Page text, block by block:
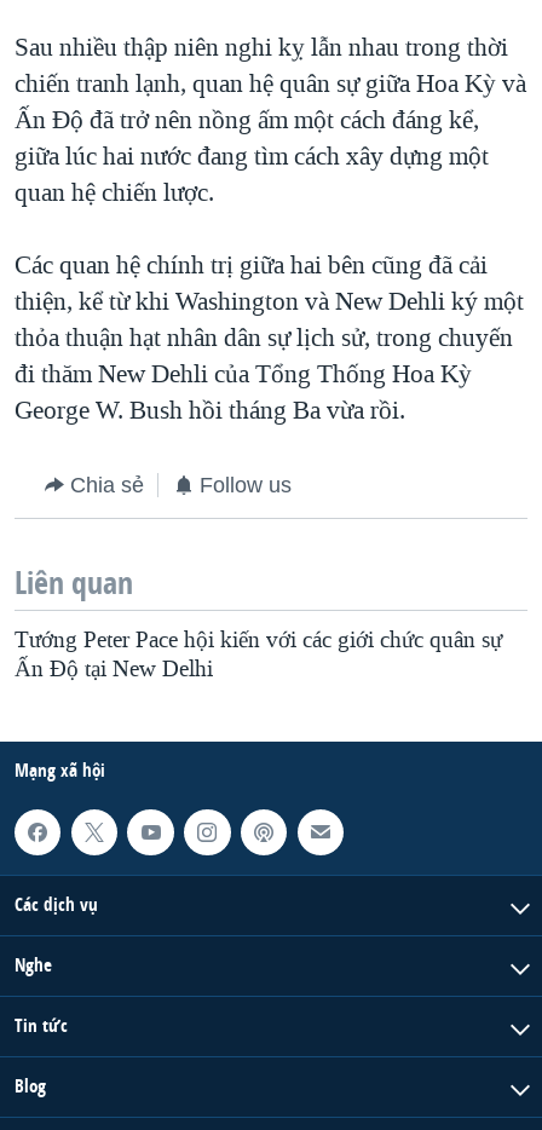
BÊN KIA QUỐC LỘ: TIẾNG VỌNG TỪ NÔNG THÔN MỸ
QUAN HỆ VIỆT MỸ
Sau nhiều thập niên nghi kỵ lẫn nhau trong thời
chiến tranh lạnh, quan hệ quân sự giữa Hoa Kỳ và
Ấn Độ đã trở nên nồng ấm một cách đáng kể,
giữa lúc hai nước đang tìm cách xây dựng một
quan hệ chiến lược.
Các quan hệ chính trị giữa hai bên cũng đã cải
thiện, kể từ khi Washington và New Dehli ký một
thỏa thuận hạt nhân dân sự lịch sử, trong chuyến
đi thăm New Dehli của Tổng Thống Hoa Kỳ
George W. Bush hồi tháng Ba vừa rồi.
Chia sẻ Follow us
Liên quan
Tướng Peter Pace hội kiến với các giới chức quân sự
Ấn Độ tại New Delhi
Mạng xã hội
Các dịch vụ
Nghe
Tin tức
Blog